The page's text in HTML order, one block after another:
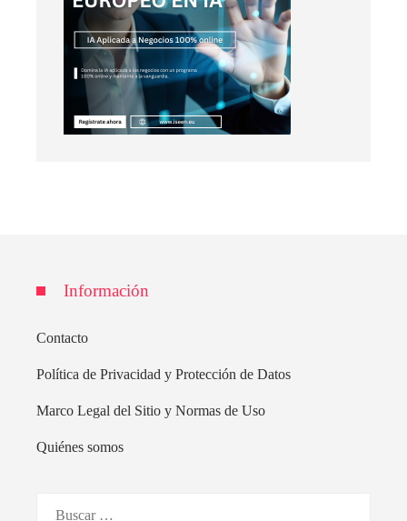
Información
Contacto
Política de Privacidad y Protección de Datos
Marco Legal del Sitio y Normas de Uso
Quiénes somos